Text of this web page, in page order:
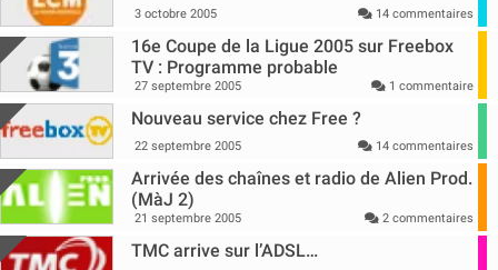
3 octobre 2005 14 commentaires
16e Coupe de la Ligue 2005 sur Freebox
TV : Programme probable
27 septembre 2005 1 commentaire
Nouveau service chez Free ?
22 septembre 2005 14 commentaires
Arrivée des chaînes et radio de Alien Prod.
(MàJ 2)
21 septembre 2005 2 commentaires
TMC arrive sur l’ADSL…